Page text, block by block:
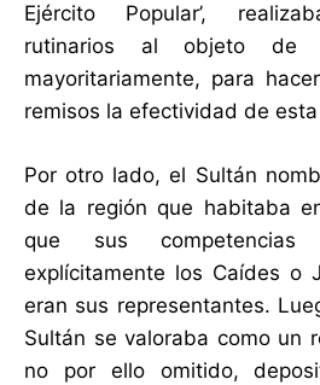
Ejército Popular’,
rutinarios al objeto de
mayoritariamente, para
remisos la efectividad de
Por otro lado, el Sultán
de la región que habitaba
que sus
explícitamente los Caídes o
eran sus representantes.
Sultán se valoraba como un
no por ello omitido,